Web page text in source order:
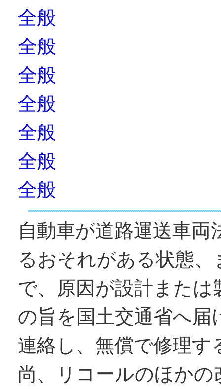
全般
全般
全般
全般
全般
全般
全般
自動車が道路運送車
るおそれがある状態
で、原因が設計また
の旨を国土交通省へ
連絡し、無償で修理す
尚、リコールのほか